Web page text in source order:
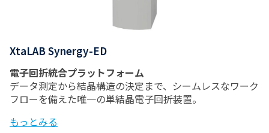
XtaLAB Synergy-ED
電子回折統合プラットフォーム
データ測定から結晶構造の決定まで、シームレスなワーク
フローを備えた唯一の単結晶電子回折装置。
もっとみる